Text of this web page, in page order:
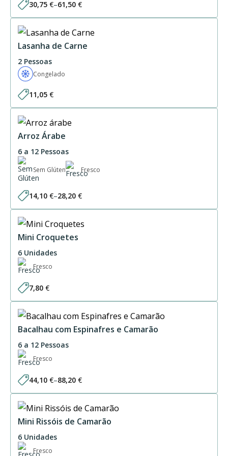
30,75 €–61,50 €
Price
range:
through
61,50 €
Lasanha de Carne
2 Pessoas
Congelado
11,05 €
Arroz Árabe
6 a 12 Pessoas
Sem Glúten Fresco
14,10 €–28,20 €
Price
range:
through
28,20 €
Mini Croquetes
6 Unidades
Fresco
7,80 €
Bacalhau com Espinafres e Camarão
6 a 12 Pessoas
Fresco
44,10 €–88,20 €
Price
range:
through
88,20 €
Mini Rissóis de Camarão
6 Unidades
Fresco